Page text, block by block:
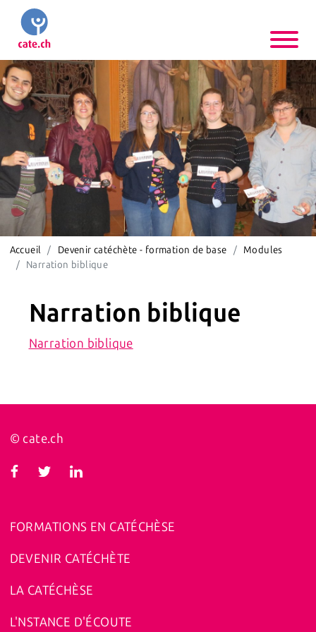
Accueil Devenir catéchète - formation de base
Modules
Narration biblique
Narration biblique
Narration biblique
© cate.ch
FORMATIONS EN CATÉCHÈSE
DEVENIR CATÉCHÈTE
LA CATÉCHÈSE
L'NSTANCE D'ÉCOUTE